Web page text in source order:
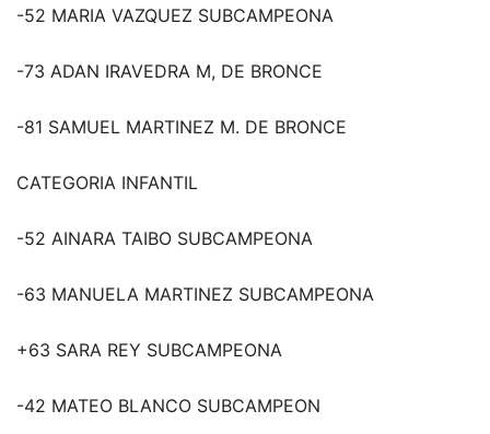
-52 MARIA VAZQUEZ SUBCAMPEONA
-73 ADAN IRAVEDRA M, DE BRONCE
-81 SAMUEL MARTINEZ M. DE BRONCE
CATEGORIA INFANTIL
-52 AINARA TAIBO SUBCAMPEONA
-63 MANUELA MARTINEZ SUBCAMPEONA
+63 SARA REY SUBCAMPEONA
-42 MATEO BLANCO SUBCAMPEON